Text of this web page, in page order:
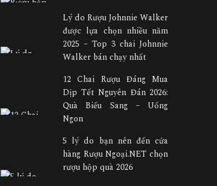
Lý do Rượu Johnnie Walker
được lựa chọn nhiều năm
2025 – Top 3 chai Johnnie
Walker bán chạy nhất
12 Chai Rượu Đáng Mua
Dịp Tết Nguyên Đán 2026:
Quà Biếu Sang – Uống
Ngon
5 lý do bạn nên đến cửa
hàng Rượu Ngoại.NET chọn
rượu hộp quà 2026